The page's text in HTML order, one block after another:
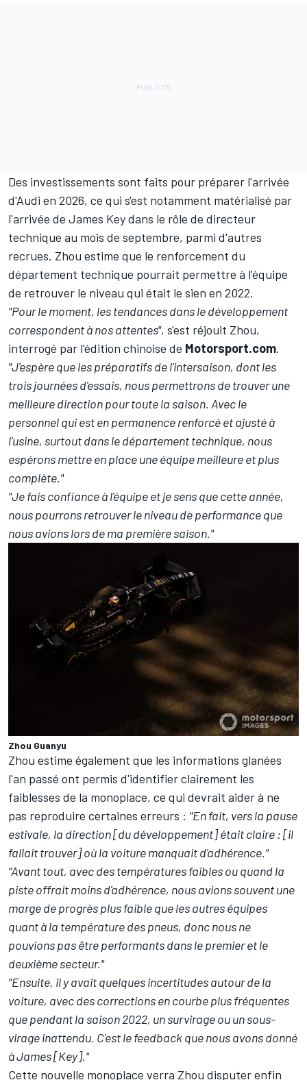
Des investissements sont faits pour préparer l'arrivée
d'Audi en 2026, ce qui s'est notamment matérialisé par
l'arrivée de James Key dans le rôle de directeur
technique au mois de septembre, parmi d'autres
recrues. Zhou estime que le renforcement du
département technique pourrait permettre à l'équipe
de retrouver le niveau qui était le sien en 2022.
"Pour le moment, les tendances dans le développement
correspondent à nos attentes", s'est réjouit Zhou,
interrogé par l'édition chinoise de Motorsport.com.
"J'espère que les préparatifs de l'intersaison, dont les
trois journées d'essais, nous permettrons de trouver une
meilleure direction pour toute la saison. Avec le
personnel qui est en permanence renforcé et ajusté à
l'usine, surtout dans le département technique, nous
espérons mettre en place une équipe meilleure et plus
complète."
"Je fais confiance à l'équipe et je sens que cette année,
nous pourrons retrouver le niveau de performance que
nous avions lors de ma première saison."
Zhou Guanyu
Zhou estime également que les informations glanées
l'an passé ont permis d'identifier clairement les
faiblesses de la monoplace, ce qui devrait aider à ne
pas reproduire certaines erreurs : "En fait, vers la pause
estivale, la direction [du développement] était claire : [il
fallait trouver] où la voiture manquait d'adhérence."
"Avant tout, avec des températures faibles ou quand la
piste offrait moins d'adhérence, nous avions souvent une
marge de progrès plus faible que les autres équipes
quant à la température des pneus, donc nous ne
pouvions pas être performants dans le premier et le
deuxième secteur."
"Ensuite, il y avait quelques incertitudes autour de la
voiture, avec des corrections en courbe plus fréquentes
que pendant la saison 2022, un survirage ou un sous-
virage inattendu. C'est le feedback que nous avons donné
à James [Key]."
Cette nouvelle monoplace verra Zhou disputer enfin